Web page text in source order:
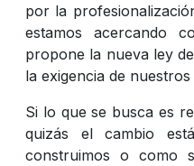
por la
estamos acercando
propone la nueva ley
la exigencia de
Si lo que se busca es
quizás el cambio
construimos o como